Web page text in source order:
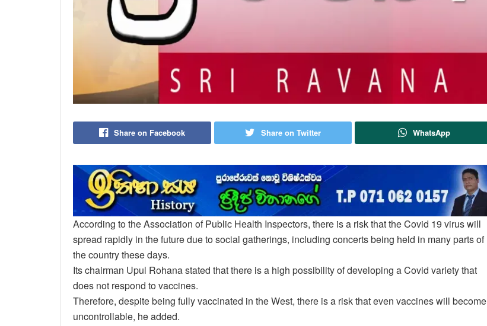
Share on Facebook Share on Twitter WhatsApp
According to the Association of Public Health Inspectors, there is a risk that the Covid 19 virus will
spread rapidly in the future due to social gatherings, including concerts being held in many parts of
the country these days.
Its chairman Upul Rohana stated that there is a high possibility of developing a Covid variety that
does not respond to vaccines.
Therefore, despite being fully vaccinated in the West, there is a risk that even vaccines will become
uncontrollable, he added.